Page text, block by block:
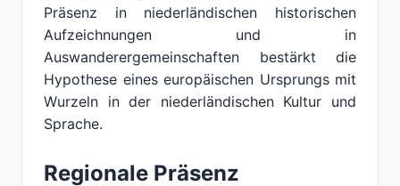
Präsenz in niederländischen historischen
Aufzeichnungen und in
Auswanderergemeinschaften bestärkt die
Hypothese eines europäischen Ursprungs mit
Wurzeln in der niederländischen Kultur und
Sprache.
Regionale Präsenz